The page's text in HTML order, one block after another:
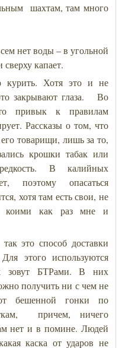
шахтам, там много
нет воды – в угольной
капает.
курить. Хотя это и не
закрывают глаза. Во
привык к правилам
Рассказы о том, что
товарищи, лишь за то,
крошки табак или
В калийных
поэтому опасаться
хотя там есть свои, не
коими как раз мне и
это способ доставки
этого используются
зовут БТРами. В них
получить ни с чем не
от бешенной гонки по
причем, ничего
нет и в помине. Людей
каска от ударов не